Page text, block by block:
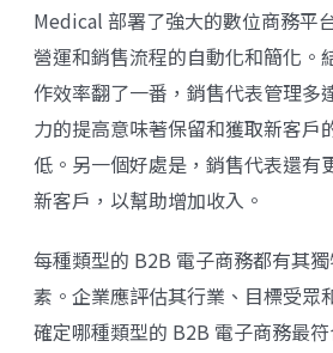
Medical 部署了強大的數位商務平
營運和銷售流程的自動化和簡化。
作效率翻了一番，銷售代表管理多
力的提高意味著保留和獲取新客戶
低。另一個好處是，銷售代表還有
新客戶，以幫助增加收入。
每種類型的 B2B 電子商務都有其
素。企業應評估其行業、目標受眾
確定哪種類型的 B2B 電子商務最